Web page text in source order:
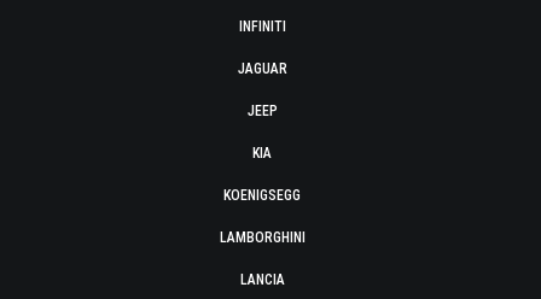
INFINITI
JAGUAR
JEEP
KIA
KOENIGSEGG
LAMBORGHINI
LANCIA